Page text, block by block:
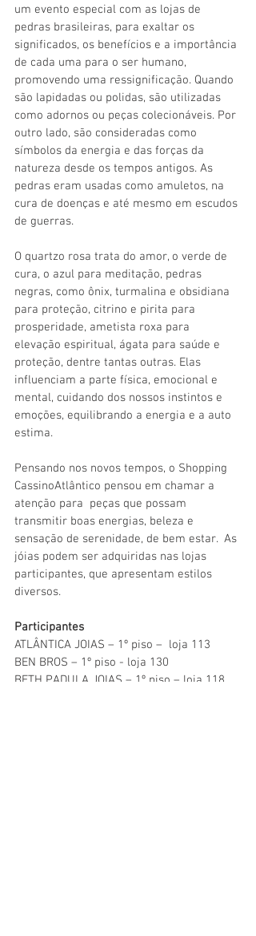
um evento especial com as lojas de
pedras brasileiras, para exaltar os
significados, os benefícios e a importância
de cada uma para o ser humano,
promovendo uma ressignificação. Quando
são lapidadas ou polidas, são utilizadas
como adornos ou peças colecionáveis. Por
outro lado, são consideradas como
símbolos da energia e das forças da
natureza desde os tempos antigos. As
pedras eram usadas como amuletos, na
cura de doenças e até mesmo em escudos
de guerras.
O quartzo rosa trata do amor, o verde de
cura, o azul para meditação, pedras
negras, como ônix, turmalina e obsidiana
para proteção, citrino e pirita para
prosperidade, ametista roxa para
elevação espiritual, ágata para saúde e
proteção, dentre tantas outras. Elas
influenciam a parte física, emocional e
mental, cuidando dos nossos instintos e
emoções, equilibrando a energia e a auto
estima.
Pensando nos novos tempos, o Shopping
CassinoAtlântico pensou em chamar a
atenção para  peças que possam
transmitir boas energias, beleza e
sensação de serenidade, de bem estar.  As
jóias podem ser adquiridas nas lojas
participantes, que apresentam estilos
diversos.
Participantes
ATLÂNTICA JOIAS – 1º piso –  loja 113
BEN BROS – 1º piso - loja 130
BETH PADULA JOIAS – 1º piso – loja 118